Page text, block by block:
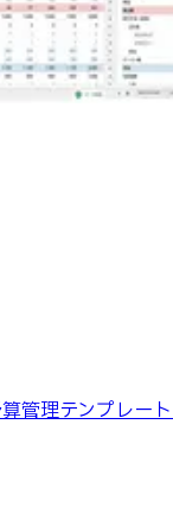
管理テンプレー